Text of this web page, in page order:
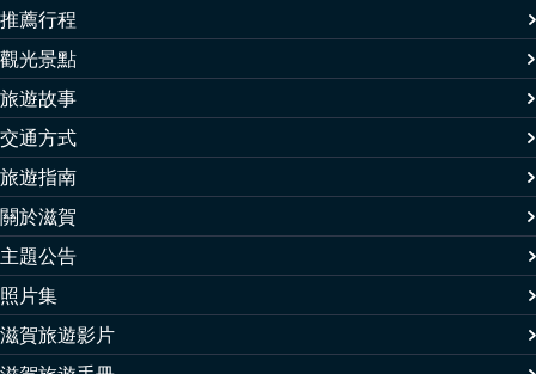
推薦行程
觀光景點
旅遊故事
交通方式
旅遊指南
關於滋賀
主題公告
照片集
滋賀旅遊影片